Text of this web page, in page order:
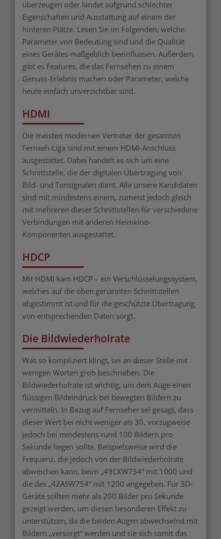
überzeugen oder landet aufgrund schlechter
Eigenschaften und Ausstattung auf einem der
hinteren Plätze. Lesen Sie im Folgenden, welche
Parameter von Bedeutung sind und die Qualität
eines Gerätes maßgeblich beeinflussen. Außerdem
gibt es Features, die das Fernsehen zu einem
Genuss-Erlebnis machen oder Parameter, welche
heute einfach unverzichtbar sind.
HDMI
Die meisten modernen Vertreter der gesamten
Fernseh-Liga sind mit einem HDMI-Anschluss
ausgestattet. Dabei handelt es sich um eine
Schnittstelle, die der digitalen Übertragung von
Bild- und Tonsignalen dient. Alle unsere Kandidaten
sind mit mindestens einem, zumeist jedoch gleich
mit mehreren dieser Schnittstellen für verschiedene
Verbindungen mit anderen Heimkino-
Komponenten ausgestattet.
HDCP
Mit HDMI kam HDCP – ein Verschlüsselungssystem,
welches auf die oben genannten Schnittstellen
abgestimmt ist und für die geschützte Übertragung
von entsprechenden Daten sorgt.
Die Bildwiederholrate
Was so kompliziert klingt, sei an dieser Stelle mit
wenigen Worten grob beschrieben. Die
Bildwiederholrate ist wichtig, um dem Auge einen
flüssigen Bildeindruck bei bewegten Bildern zu
vermitteln. In Bezug auf Fernseher sei gesagt, dass
dieser Wert bei nicht weniger als 30, vorzugweise
jedoch bei mindestens rund 100 Bildern pro
Sekunde liegen sollte. Beispielsweise wird die
Frequenz, die jedoch von der Bildwiederholrate
abweichen kann, beim „49CXW754“ mit 1000 und
die des „42ASW754“ mit 1200 angegeben. Für 3D-
Geräte sollten mehr als 200 Bilder pro Sekunde
gezeigt werden, um diesen besonderen Effekt zu
unterstützen, da die beiden Augen abwechselnd mit
Bildern „versorgt“ werden und sie sich somit das